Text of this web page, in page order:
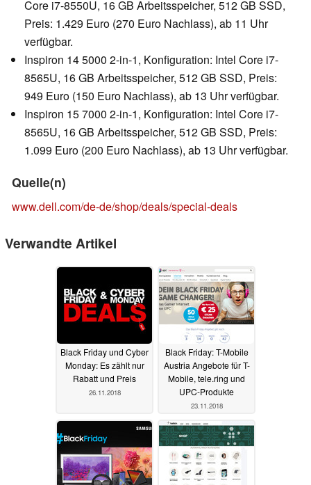
Core i7-8550U, 16 GB Arbeitsspeicher, 512 GB SSD,
Preis: 1.429 Euro (270 Euro Nachlass), ab 11 Uhr
verfügbar.
Inspiron 14 5000 2-in-1, Konfiguration: Intel Core i7-
8565U, 16 GB Arbeitsspeicher, 512 GB SSD, Preis:
949 Euro (150 Euro Nachlass), ab 13 Uhr verfügbar.
Inspiron 15 7000 2-in-1, Konfiguration: Intel Core i7-
8565U, 16 GB Arbeitsspeicher, 512 GB SSD, Preis:
1.099 Euro (200 Euro Nachlass), ab 13 Uhr verfügbar.
Quelle(n)
www.dell.com/de-de/shop/deals/special-deals
Verwandte Artikel
Black Friday und Cyber
Monday: Es zählt nur
Rabatt und Preis
26.11.2018
Black Friday: T-Mobile
Austria Angebote für T-
Mobile, tele.ring und
UPC-Produkte
23.11.2018